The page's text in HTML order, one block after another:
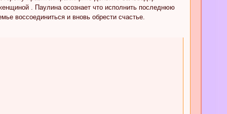
. Паулина осознает что исполнить последнюю
воссоединиться и вновь обрести счастье.